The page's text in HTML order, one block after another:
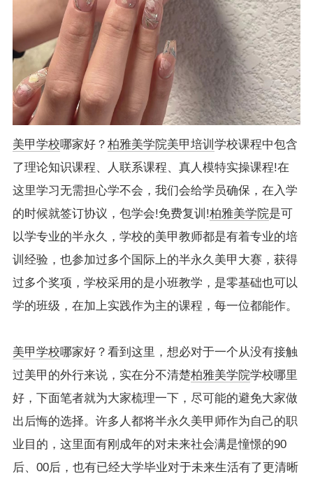
美甲学校哪家好？ 柏雅美学院美甲培训 学校课程中包含
了理论知识课程、人联系课程、真人模特实操课程!在
这里学习无需担心学不会，我们会给学员确保，在入学
的时候就签订协议，包学会!免费复训!柏雅美学院是可
以学专业的半永久，学校的美甲教师都是有着专业的培
训经验，也参加过多个国际上的半永久美甲大赛，获得
过多个奖项，学校采用的是小班教学，是零基础也可以
学的班级，在加上实践作为主的课程，每一位都能作。
美甲学校哪家好？看到这里，想必对于一个从没有接触
过美甲的外行来说，实在分不清楚柏雅美学院学校哪里
好，下面笔者就为大家梳理一下，尽可能的避免大家做
出后悔的选择。许多人都将半永久美甲师作为自己的职
业目的，这里面有刚成年的对未来社会满是憧憬的90
后、00后，也有已经大学毕业对于未来生活有了更清晰